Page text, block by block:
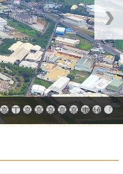
輔導網站
區
系統
訊平台
產業園區服務中心
商業登記主題網
市友善商家
高雄市政府經濟發展局-工
工業管線防災教育資訊網
高雄市綠能管理資訊整
高雄市綠能管理資
高雄淨零商轉服
高雄招商網
高雄會展網
專刊『雄
雄心
「